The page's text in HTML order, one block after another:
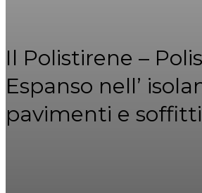
Il Polistirene –
Espanso nell’
pavimenti e soffitti